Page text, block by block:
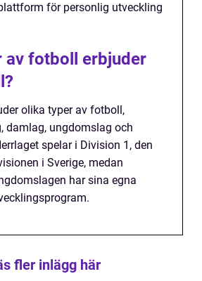
för personlig utveckling
av fotboll erbjuder
olika typer av fotboll,
damlag, ungdomslag och
spelar i Division 1, den
i Sverige, medan
har sina egna
fler inlägg här